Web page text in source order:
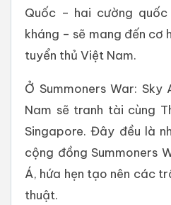
Quốc – hai cường
kháng – sẽ mang đến cơ
tuyển thủ Việt Nam.
Ở Summoners War:
Nam sẽ tranh tài cùng
Singapore. Đây đều là
cộng đồng Summoners
Á, hứa hẹn tạo nên các
thuật.